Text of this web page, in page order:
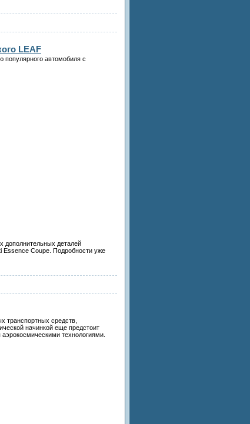
LEAF
популярного автомобиля с
дополнительных деталей
Essence Coupe. Подробности уже
транспортных средств,
начинкой еще предстоит
технологиями.